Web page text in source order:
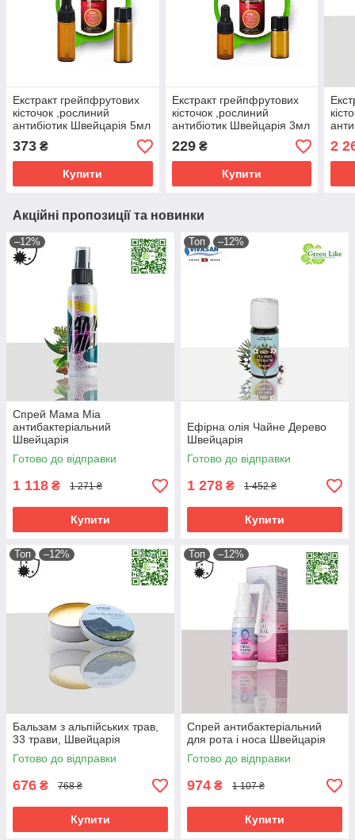
Екстракт грейпфрутових
кісточок ,рослиний
антибіотик Швейцарія 5мл
373 ₴
Купити
Екстракт грейпфрутових
кісточок ,рослиний
антибіотик Швейцарія 3мл
229₴
Купити
2
Акційні пропозиції та новинки
–12%
Спрей Мама Міа
антибактеріальний
Швейцарія
Готово до відправки
1 118 ₴ 1 271 ₴
Купити
Топ –12%
Ефірна олія Чайне Дерево
Швейцарія
Готово до відправки
1 278 ₴ 1 452 ₴
Купити
Топ –12%
Бальзам з альпійських трав,
33 трави, Швейцарія
Готово до відправки
676 ₴ 768 ₴
Купити
Топ –12%
Спрей антибактеріальний
для рота і носа Швейцарія
Готово до відправки
974 ₴ 1 107 ₴
Купити